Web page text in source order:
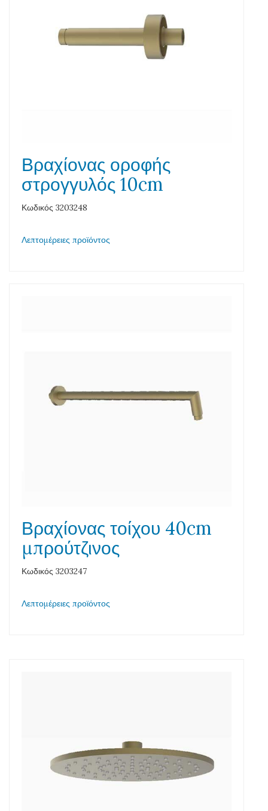
Βραχίονας οροφής
στρογγυλός 10cm
Κωδικός 3203248
Λεπτομέρειες προϊόντος
Βραχίονας τοίχου 40cm
μπρούτζινος
Κωδικός 3203247
Λεπτομέρειες προϊόντος